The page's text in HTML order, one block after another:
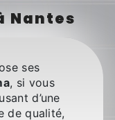
Nantes
ses
, si vous
d’une
de qualité,